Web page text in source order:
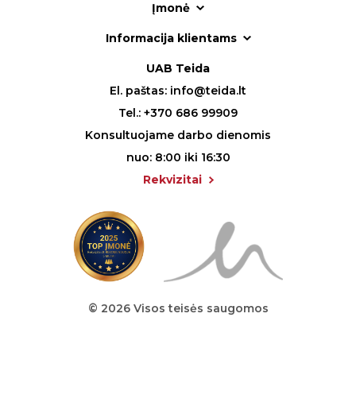
Įmonė
Informacija klientams
UAB Teida
El. paštas: info@teida.lt
Tel.: +370 686 99909
Konsultuojame darbo dienomis
nuo: 8:00 iki 16:30
Rekvizitai
© 2026 Visos teisės saugomos